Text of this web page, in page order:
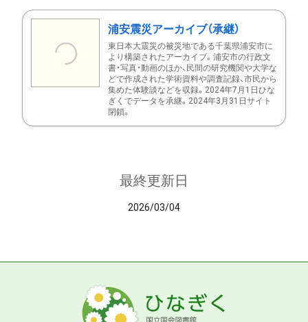
浦安震災アーカイブ（承継）
東日本大震災の被災地である千葉県浦安市に
より構築されたアーカイブ。浦安市の行政文
書・写真・動画のほか、民間の研究機関や大学な
どで作成された学術資料や調査記録、市民から
集めた体験談などを収録。2024年7月1日ひな
ぎくでデータを承継。2024年3月31日サイト
閉鎖。
最終更新日
2026/03/04